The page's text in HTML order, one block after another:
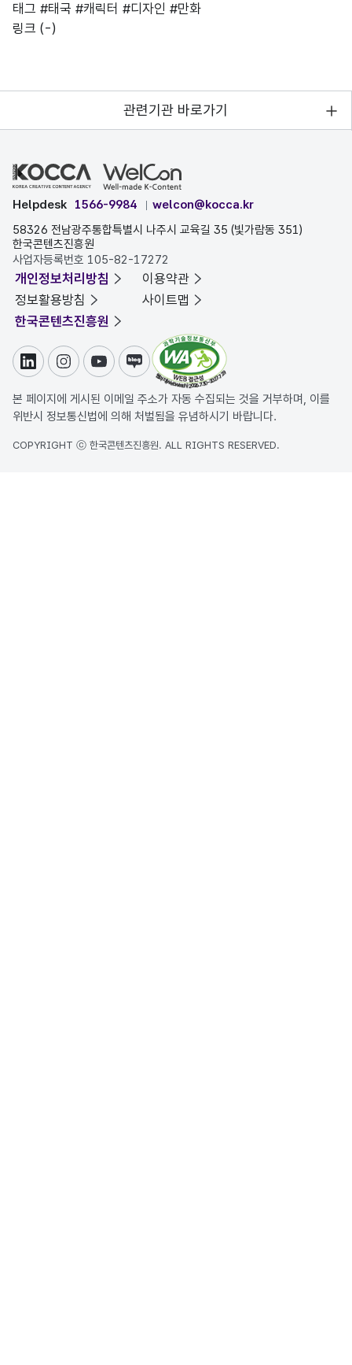
태그 #태국 #캐릭터 #디자인 #만화
링크 (-)
관련기관 바로가기
Helpdesk 1566-9984
welcon@kocca.kr
58326 전남광주통합특별시 나주시 교육길 35 (빛가람동 351)
한국콘텐츠진흥원
사업자등록번호 105-82-17272
개인정보처리방침
이용약관
정보활용방침
사이트맵
한국콘텐츠진흥원
링크드인인스타그램
유튜브블로그
본 페이지에 게시된 이메일 주소가 자동 수집되는 것을 거부하며, 이를
위반시 정보통신법에 의해 처벌됨을 유념하시기 바랍니다.
COPYRIGHT ⓒ 한국콘텐츠진흥원. ALL RIGHTS RESERVED.